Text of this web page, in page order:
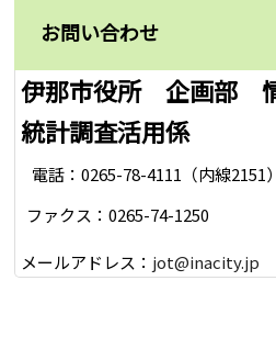
お問い合わせ
伊那市役所 企画部
統計調査活用係
電話：0265-78-4111（内線2151）
ファクス：0265-74-1250
メールアドレス： jot@inacity.jp